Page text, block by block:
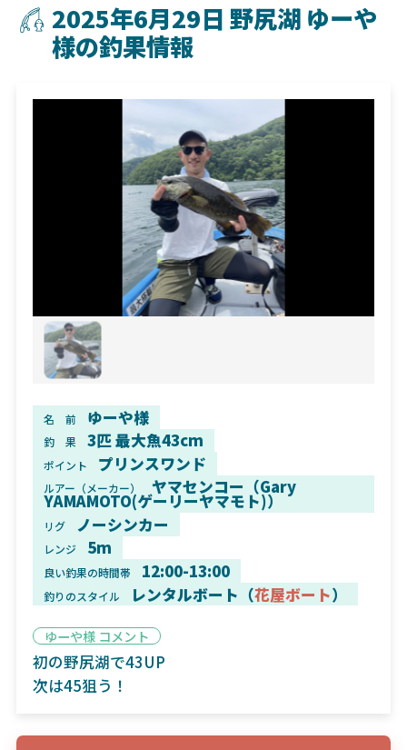
2025年6月29日 野尻湖 ゆーや
様の釣果情報
名 前 ゆーや様
釣 果 3匹 最大魚43cm
ポイント プリンスワンド
ルアー（メーカー） ヤマセンコー（Gary
YAMAMOTO(ゲーリーヤマモト)）
リグ ノーシンカー
レンジ 5m
良い釣果の時間帯 12:00-13:00
釣りのスタイル レンタルボート（花屋ボート）
ゆーや様 コメント
初の野尻湖で43UP
次は45狙う！